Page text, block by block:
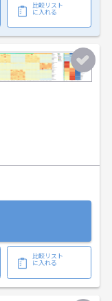
比較リスト
に入れる
比較リスト
に入れる